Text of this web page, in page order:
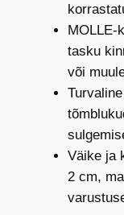
MOLLE-
tasku
või
Väike ja
2 cm,